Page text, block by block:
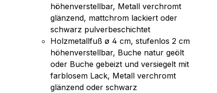
höhenverstellbar, Metall verchromt
glänzend, mattchrom lackiert oder
schwarz pulverbeschichtet
Holzmetallfuß ø 4 cm, stufenlos 2 cm
höhenverstellbar, Buche natur geölt
oder Buche gebeizt und versiegelt mit
farblosem Lack, Metall verchromt
glänzend oder schwarz